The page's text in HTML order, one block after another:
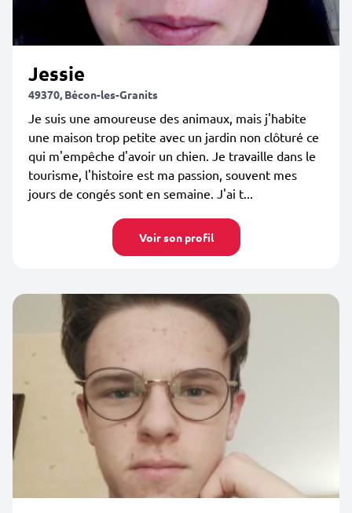
Jessie
49370, Bécon-les-Granits
Je suis une amoureuse des animaux, mais j'habite
une maison trop petite avec un jardin non clôturé ce
qui m'empêche d'avoir un chien. Je travaille dans le
tourisme, l'histoire est ma passion, souvent mes
jours de congés sont en semaine. J'ai t...
Voir son profil